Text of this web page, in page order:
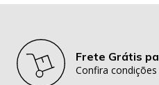
Frete Grátis
Confira